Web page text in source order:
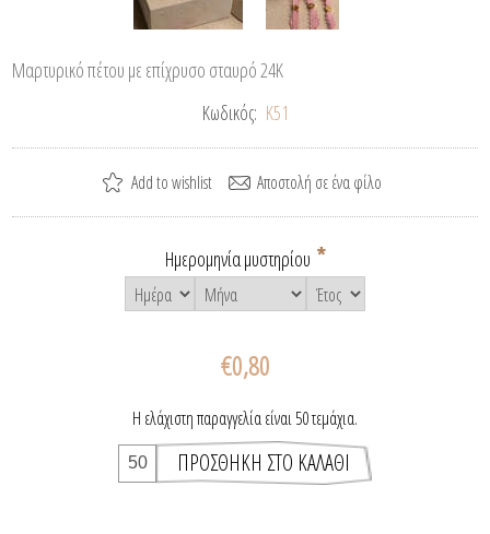
Μαρτυρικό πέτου με επίχρυσο σταυρό 24Κ
Κωδικός: Κ51
Ημερομηνία μυστηρίου *
€0,80
Η ελάχιστη παραγγελία είναι 50 τεμάχια.